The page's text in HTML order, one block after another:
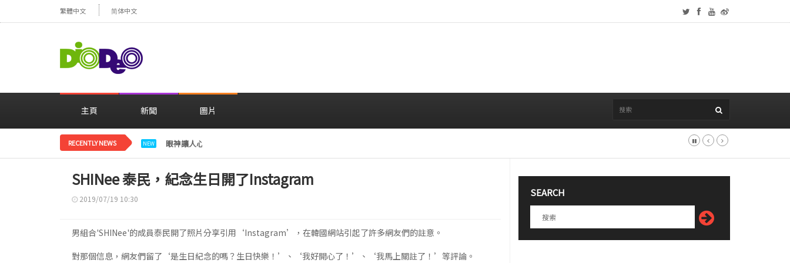
繁體中文 简体中文
主頁 新聞 圖片
RECENTLY NEWS NEW 眼神讓人心動，美貌閃耀……安宥真，就算瞪着看也很漂亮呢
SHINee 泰民，紀念生日開了Instagram
2019/07/19 10:30
男組合'SHINee'的成員泰民開了照片分享引用‘Instagram’，在韓國網站引起了許多網友們的註意。
對那個信息，網友們留了‘是生日紀念的嗎？生日快樂！’、‘我好開心了！’、‘我馬上關註了！’等評論。
SEARCH